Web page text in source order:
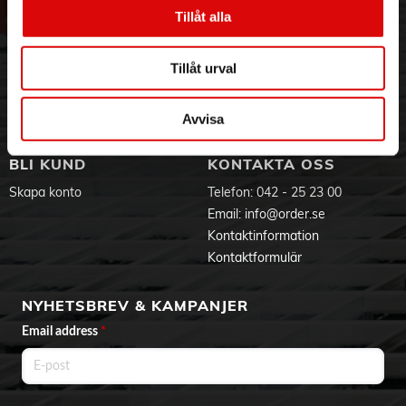
Tillåt alla
Tillåt urval
Avvisa
- Passar alla spishällar
- Endast handdisk
Visselblåsning
Aktuellt på Order
Godsefterlysning & Felleverans
Integritetspolicy
Om cookies
BLI KUND
Skapa konto
KONTAKTA OSS
Telefon: 042 - 25 23 00
Email: info@order.se
Kontaktinformation
Kontaktformulär
NYHETSBREV & KAMPANJER
Email address *